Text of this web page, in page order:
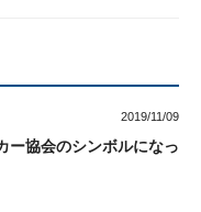
2019/11/09
ー協会のシンボルになっ